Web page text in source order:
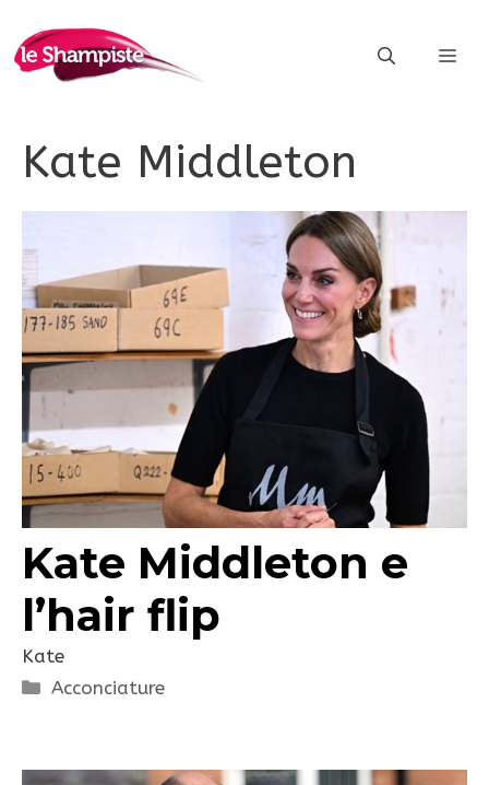
contenuto
Kate Middleton
Kate Middleton e
l’hair flip
Kate
Categorie
Acconciature